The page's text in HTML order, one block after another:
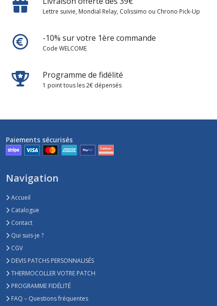
Lettre suivie, Mondial Relay, Colissimo ou Chrono Pick-Up
-10% sur votre 1ère commande
Code WELCOME
Programme de fidélité
1 point tous les 2€ dépensés
Paiements sécurisés
Navigation
Accueil
Catalogue
Contact
Qui suis-je ?
CGV
DEVIS PATCHS PERSONNALISÉS
THERMOCOLLER VOTRE PATCH
PROGRAMME FIDÉLITÉ
FAQ – Questions fréquentes